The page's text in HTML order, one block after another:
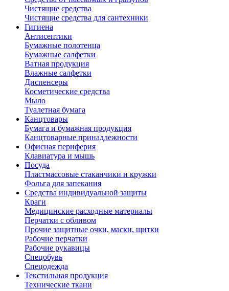
Чистящие средства
Чистящие средства для сантехники
Гигиена
Антисептики
Бумажные полотенца
Бумажные салфетки
Ватная продукция
Влажные салфетки
Диспенсеры
Косметические средства
Мыло
Туалетная бумага
Канцтовары
Бумага и бумажная продукция
Канцтоварные принадлежности
Офисная периферия
Клавиатура и мышь
Посуда
Пластмассовые стаканчики и кружки
Фольга для запекания
Средства индивидуальной защиты
Краги
Медицинские расходные материалы
Перчатки с обливом
Прочие защитные очки, маски, щитки
Рабочие перчатки
Рабочие рукавицы
Спецобувь
Спецодежда
Текстильная продукция
Технические ткани